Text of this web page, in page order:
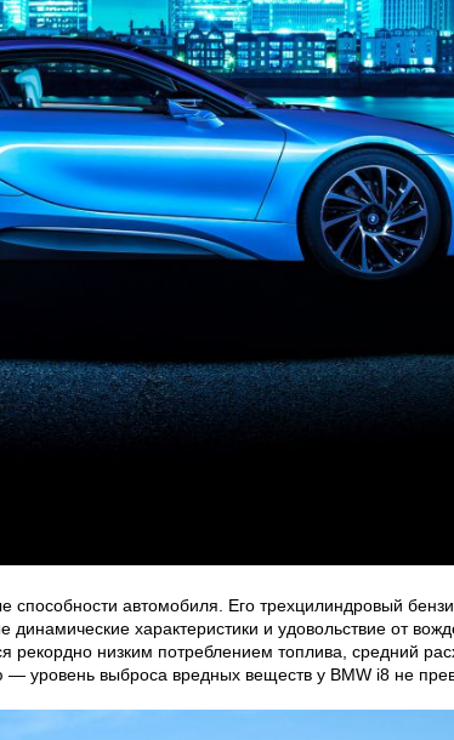
автомобиля. Его трехцилиндровый
характеристики и удовольствие от
рекордно низким потреблением топлива, средний
— уровень выброса вредных веществ у BMW i8 не